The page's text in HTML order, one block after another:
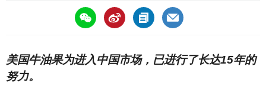
https://asiafruitchina.net/19489.html
美国牛油果为进入中国市场，已进行了长达15年的
努力。